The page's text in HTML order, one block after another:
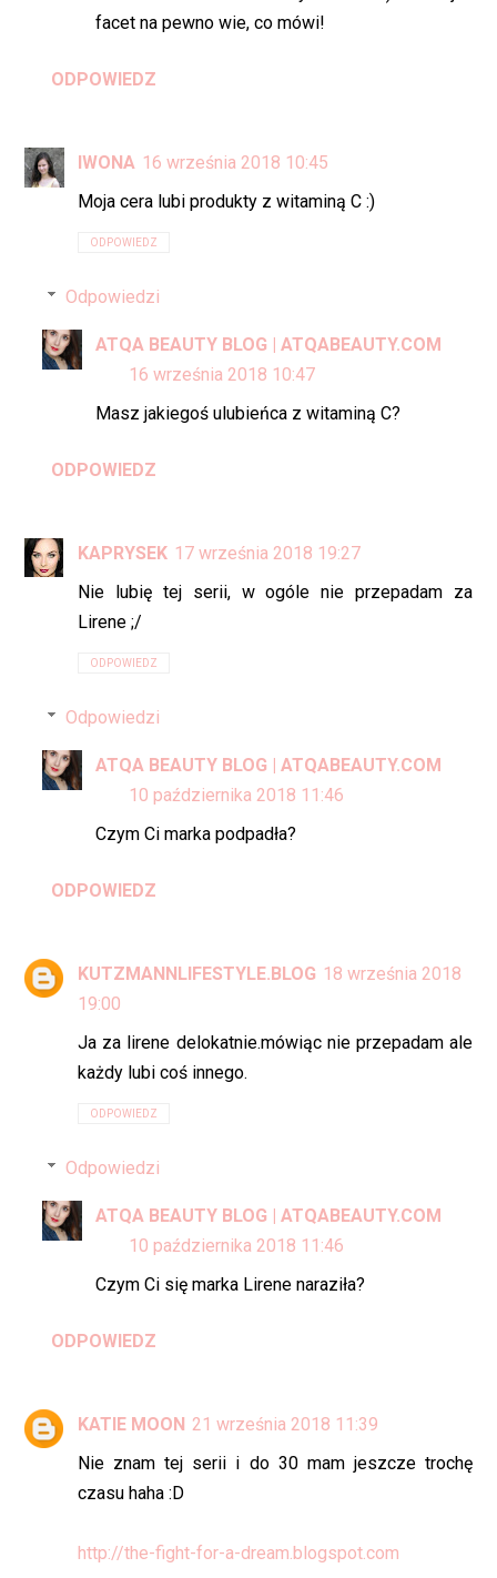
facet na pewno wie, co mówi!
ODPOWIEDZ
IWONA 16 września 2018 10:45
Moja cera lubi produkty z witaminą C :)
ODPOWIEDZ
Odpowiedzi
ATQA BEAUTY BLOG | ATQABEAUTY.COM
16 września 2018 10:47
Masz jakiegoś ulubieńca z witaminą C?
ODPOWIEDZ
KAPRYSEK 17 września 2018 19:27
Nie lubię tej serii, w ogóle nie przepadam za
Lirene ;/
ODPOWIEDZ
Odpowiedzi
ATQA BEAUTY BLOG | ATQABEAUTY.COM
10 października 2018 11:46
Czym Ci marka podpadła?
ODPOWIEDZ
KUTZMANNLIFESTYLE.BLOG 18 września 2018
19:00
Ja za lirene delokatnie.mówiąc nie przepadam ale
każdy lubi coś innego.
ODPOWIEDZ
Odpowiedzi
ATQA BEAUTY BLOG | ATQABEAUTY.COM
10 października 2018 11:46
Czym Ci się marka Lirene naraziła?
ODPOWIEDZ
KATIE MOON 21 września 2018 11:39
Nie znam tej serii i do 30 mam jeszcze trochę
czasu haha :D
http://the-fight-for-a-dream.blogspot.com